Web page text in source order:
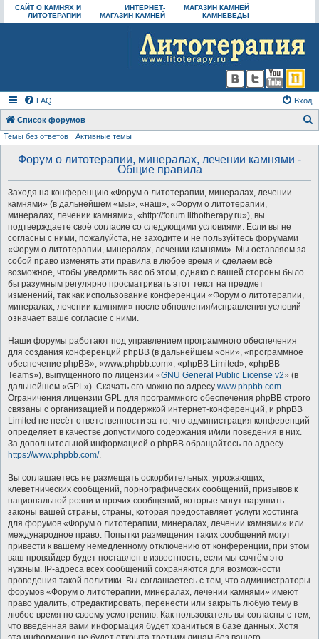
САЙТ О КАМНЯХ И
ЛИТОТЕРАПИИ
ИНТЕРНЕТ-
МАГАЗИН КАМНЕЙ
МАГАЗИН КАМНЕЙ
КАМНЕВЕДЫ
FAQ Вход
Список форумов
Темы без ответов Активные темы
Форум о литотерапии, минералах, лечении камнями -
Общие правила
Заходя на конференцию «Форум о литотерапии, минералах, лечении
камнями» (в дальнейшем «мы», «наш», «Форум о литотерапии,
минералах, лечении камнями», «http://forum.lithotherapy.ru»), вы
подтверждаете своё согласие со следующими условиями. Если вы не
согласны с ними, пожалуйста, не заходите и не пользуйтесь форумами
«Форум о литотерапии, минералах, лечении камнями». Мы оставляем за
собой право изменять эти правила в любое время и сделаем всё
возможное, чтобы уведомить вас об этом, однако с вашей стороны было
бы разумным регулярно просматривать этот текст на предмет
изменений, так как использование конференции «Форум о литотерапии,
минералах, лечении камнями» после обновления/исправления условий
означает ваше согласие с ними.
Наши форумы работают под управлением программного обеспечения
для создания конференций phpBB (в дальнейшем «они», «программное
обеспечение phpBB», «www.phpbb.com», «phpBB Limited», «phpBB
Teams»), выпущенного по лицензии «GNU General Public License v2» (в
дальнейшем «GPL»). Скачать его можно по адресу www.phpbb.com.
Ограничения лицензии GPL для программного обеспечения phpBB строго
связаны с организацией и поддержкой интернет-конференций, и phpBB
Limited не несёт ответственности за то, что администрация конференций
определяет в качестве допустимого содержания и/или поведения в них.
За дополнительной информацией о phpBB обращайтесь по адресу
https://www.phpbb.com/.
Вы соглашаетесь не размещать оскорбительных, угрожающих,
клеветнических сообщений, порнографических сообщений, призывов к
национальной розни и прочих сообщений, которые могут нарушить
законы вашей страны, страны, которая предоставляет услуги хостинга
для форумов «Форум о литотерапии, минералах, лечении камнями» или
международное право. Попытки размещения таких сообщений могут
привести к вашему немедленному отключению от конференции, при этом
ваш провайдер будет поставлен в известность, если мы сочтём это
нужным. IP-адреса всех сообщений сохраняются для возможности
проведения такой политики. Вы соглашаетесь с тем, что администраторы
форумов «Форум о литотерапии, минералах, лечении камнями» имеют
право удалить, отредактировать, перенести или закрыть любую тему в
любое время по своему усмотрению. Как пользователь вы согласны с тем,
что введённая вами информация будет храниться в базе данных. Хотя